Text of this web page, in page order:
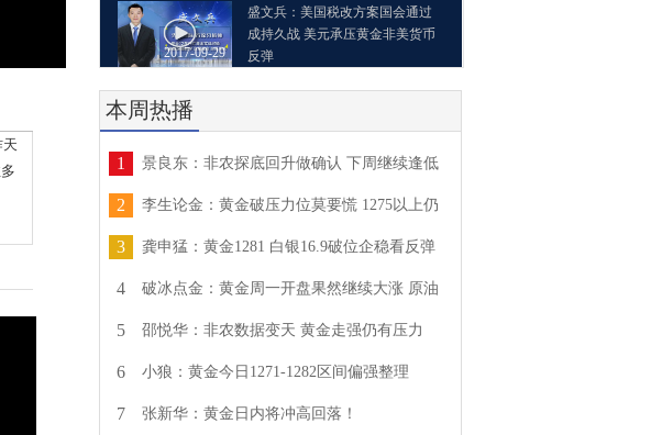
2017-09-29
盛文兵：美国税改方案国会通过
成持久战 美元承压黄金非美货币
反弹
本周热播
1 景良东：非农探底回升做确认 下周继续逢低
2 李生论金：黄金破压力位莫要慌 1275以上仍
3 龚申猛：黄金1281 白银16.9破位企稳看反弹
4 破冰点金：黄金周一开盘果然继续大涨 原油
5 邵悦华：非农数据变天 黄金走强仍有压力
6 小狼：黄金今日1271-1282区间偏强整理
7 张新华：黄金日内将冲高回落！